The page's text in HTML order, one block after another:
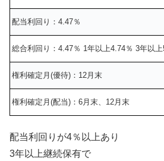
配当利回り：4.47％
総合利回り：4.47％ 1年以上4.74％ 3年以上
権利確定月(優待)：12月末
権利確定月(配当)：6月末、12月末
配当利回りが4％以上あり
3年以上継続保有で